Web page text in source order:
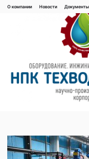
Перейти
О компании Новости Документы